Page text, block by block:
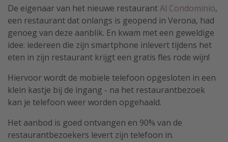
25 beste pretparken
Beste keukens ter wereld
Center Parcs
Disneyland Parijs
Strandvakantie in Italië
Strandvakantie in Nederland
All inclusive vakantie in Griekenland
De eigenaar van het nieuwe restaurantAl Condominio,
een restaurant dat onlangs is geopend in Verona, had
genoeg van deze aanblik. En kwam met een geweldige
idee: iedereen die zijn smartphone inlevert tijdens het
eten in zijn restaurant krijgt een gratis fles rode wijn!
Hiervoor wordt de mobiele telefoon opgesloten in een
klein kastje bij de ingang - na het restaurantbezoek
kan je telefoon weer worden opgehaald.
Het aanbod is goed ontvangen en 90% van de
restaurantbezoekers levert zijn telefoon in.